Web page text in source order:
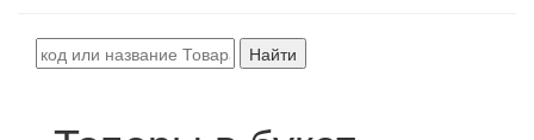
Найти